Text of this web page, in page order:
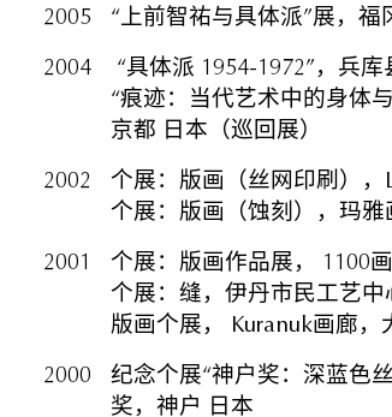
2005
“上前智祐与具体派”展，
2004
“具体派 1954-1972”，兵
“痕迹：当代艺术中的身体
京都 日本（巡回展）
2002
个展：版画（丝网印刷），
个展：版画（蚀刻），玛
2001
个展：版画作品展， 1100
个展：缝，伊丹市民工艺中
版画个展， Kuranuk画廊，
2000
纪念个展“神户奖：深蓝色
奖，神户 日本